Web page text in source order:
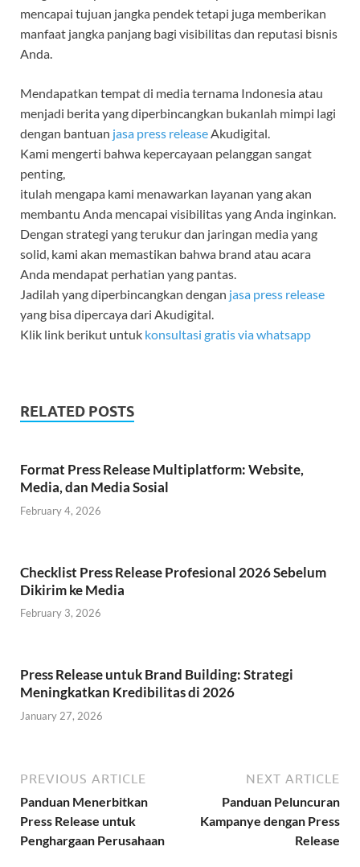
mencapai tujuan jangka pendek tetapi juga memberikan
manfaat jangka panjang bagi visibilitas dan reputasi bisnis
Anda.
Mendapatkan tempat di media ternama Indonesia atau
menjadi berita yang diperbincangkan bukanlah mimpi lagi
dengan bantuan jasa press releaseAkudigital.
Kami mengerti bahwa kepercayaan pelanggan sangat
penting,
itulah mengapa kami menawarkan layanan yang akan
membantu Anda mencapai visibilitas yang Anda inginkan.
Dengan strategi yang terukur dan jaringan media yang
solid, kami akan memastikan bahwa brand atau acara
Anda mendapat perhatian yang pantas.
Jadilah yang diperbincangkan dengan jasa press release
yang bisa dipercaya dari Akudigital.
Klik link berikut untuk konsultasi gratis via whatsapp
RELATED POSTS
Format Press Release Multiplatform: Website,
Media, dan Media Sosial
February 4, 2026
Checklist Press Release Profesional 2026 Sebelum
Dikirim ke Media
February 3, 2026
Press Release untuk Brand Building: Strategi
Meningkatkan Kredibilitas di 2026
January 27, 2026
PREVIOUS ARTICLE
Panduan Menerbitkan
Press Release untuk
Penghargaan Perusahaan
NEXT ARTICLE
Panduan Peluncuran
Kampanye dengan Press
Release